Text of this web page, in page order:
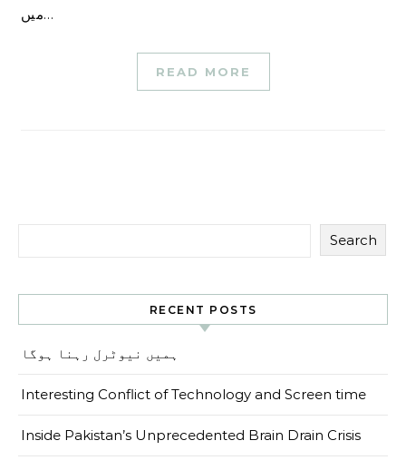
میں…
READ MORE
Search
RECENT POSTS
ہمیں نیوٹرل رہنا ہوگا
Interesting Conflict of Technology and Screen time
Inside Pakistan’s Unprecedented Brain Drain Crisis